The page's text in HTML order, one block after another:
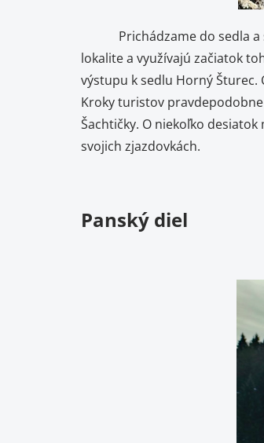
Prichádzame do sedla a
lokalite a využívajú začiatok
výstupu k sedlu Horný
Kroky turistov
Šachtičky. O niekoľko
svojich zjazdovkách.
Panský diel